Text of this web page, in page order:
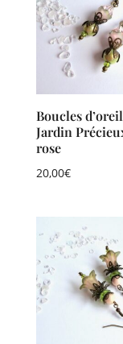
Boucles
Jardin
rose
20,00€